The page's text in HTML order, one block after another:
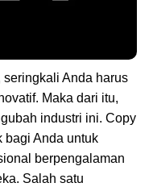
Anda harus
Maka dari itu,
industri ini. Copy
bagi Anda untuk
berpengalaman
Salah satu